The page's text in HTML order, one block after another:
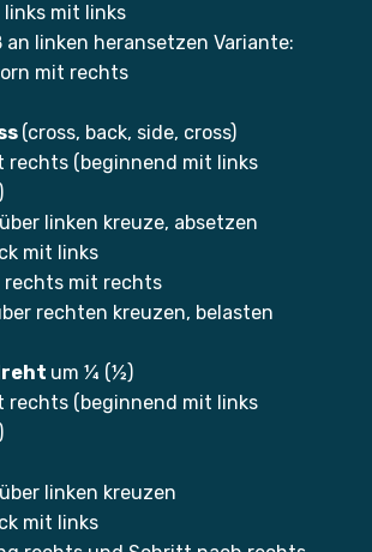
mit links
an linken heransetzen Variante:
mit rechts
(cross, back, side, cross)
rechts (beginnend mit links
linken kreuze, absetzen
mit links
mit rechts
rechten kreuzen, belasten
um ¼ (½)
rechts (beginnend mit links
linken kreuzen
mit links